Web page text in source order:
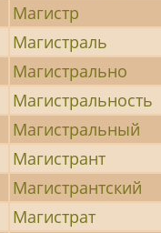
Магистр
Магистраль
Магистрально
Магистральность
Магистральный
Магистрант
Магистрантский
Магистрат